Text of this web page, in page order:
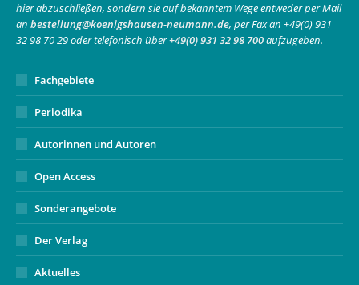
new
window
new
window
in
new
window
hier abzuschließen, sondern sie auf bekanntem Wege entweder per Mail
an bestellung@koenigshausen-neumann.de, per Fax an +49(0) 931
32 98 70 29 oder telefonisch über+49(0) 931 32 98 700aufzugeben.
Fachgebiete
Periodika
Autorinnen und Autoren
Open Access
Sonderangebote
Der Verlag
Aktuelles